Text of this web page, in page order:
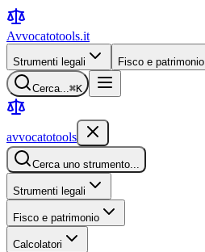
Avvocatotools.it
Strumenti legali Fisco e patrimonio
Cerca...⌘K
avvocatotools
Cerca uno strumento...
Strumenti legali
Fisco e patrimonio
Calcolatori